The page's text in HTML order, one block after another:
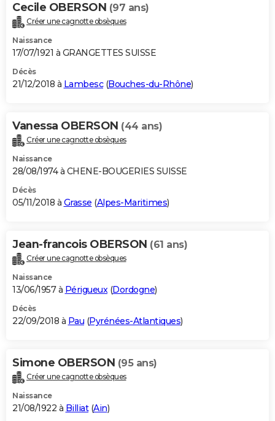
Cecile OBERSON (97 ans)
Créer une cagnotte obsèques
Naissance
17/07/1921 à GRANGETTES SUISSE
Décès
21/12/2018 à Lambesc(Bouches-du-Rhône)
Vanessa OBERSON (44 ans)
Créer une cagnotte obsèques
Naissance
28/08/1974 à CHENE-BOUGERIES SUISSE
Décès
05/11/2018 à Grasse (Alpes-Maritimes)
Jean-francois OBERSON (61 ans)
Créer une cagnotte obsèques
Naissance
13/06/1957 à Périgueux(Dordogne)
Décès
22/09/2018 à Pau (Pyrénées-Atlantiques)
Simone OBERSON (95 ans)
Créer une cagnotte obsèques
Naissance
21/08/1922 à Billiat(Ain)